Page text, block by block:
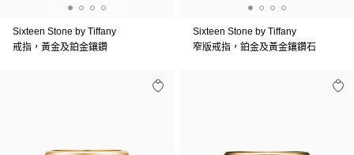
Sixteen Stone by Tiffany
戒指，黃金及鉑金鑲鑽
Sixteen Stone by Tiffany
窄版戒指，鉑金及黃金鑲鑽石